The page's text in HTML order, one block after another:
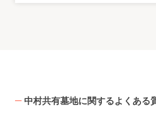
中村共有墓地に関するよくある